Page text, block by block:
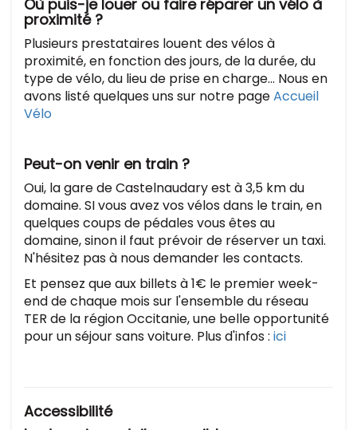
Où puis-je louer ou faire réparer un vélo à
proximité ?
Plusieurs prestataires louent des vélos à
proximité, en fonction des jours, de la durée, du
type de vélo, du lieu de prise en charge... Nous en
avons listé quelques uns sur notre pageAccueil
Vélo
Peut-on venir en train ?
Oui, la gare de Castelnaudary est à 3,5 km du
domaine. SI vous avez vos vélos dans le train, en
quelques coups de pédales vous êtes au
domaine, sinon il faut prévoir de réserver un taxi.
N'hésitez pas à nous demander les contacts.
Et pensez que aux billets à 1€ le premier week-
end de chaque mois sur l'ensemble du réseau
TER de la région Occitanie, une belle opportunité
pour un séjour sans voiture. Plus d'infos : ici
Accessibilité